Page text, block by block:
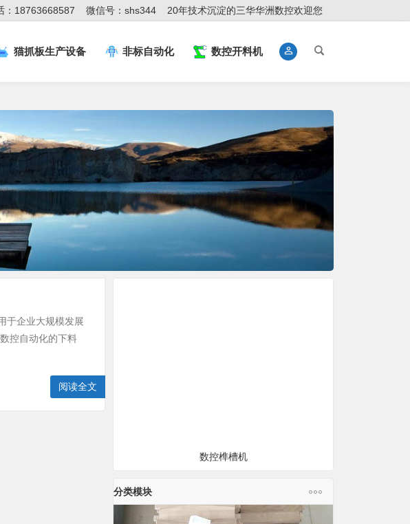
：18763668587 微信号：shs344 20年技术沉淀的三华华洲数控欢迎您
猫抓板生产设备 非标自动化 数控开料机
于企业大规模发展
控自动化的下料
阅读全文
数控榫槽机
分类模块